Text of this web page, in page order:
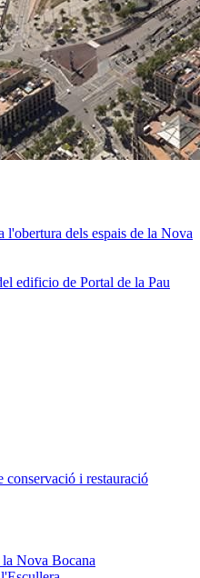
dels espais de la Nova
edificio de Portal de la Pau
conservació i restauració
Nova Bocana